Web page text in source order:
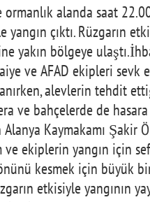
alanda saat
çıktı. Rüzgarın
yakın bölgeye
ve AFAD ekipleri sevk
alevlerin tehdit
ve bahçelerde de
Kaymakamı Şakir
ve ekiplerin yangın için
kesmek için büyük
etkisiyle yangının